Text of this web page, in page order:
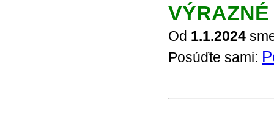
Od 1.1.2024
Posúďte sami: